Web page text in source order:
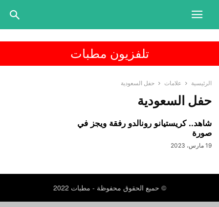
تلفزيون مطبات
الرئيسية علامات حفل السعودية
حفل السعودية
شاهد.. كريستيانو رونالدو رفقة ويجز في
صورة
19 مارس، 2023
© حميع الحقوق محفوظة - مطبات 2022